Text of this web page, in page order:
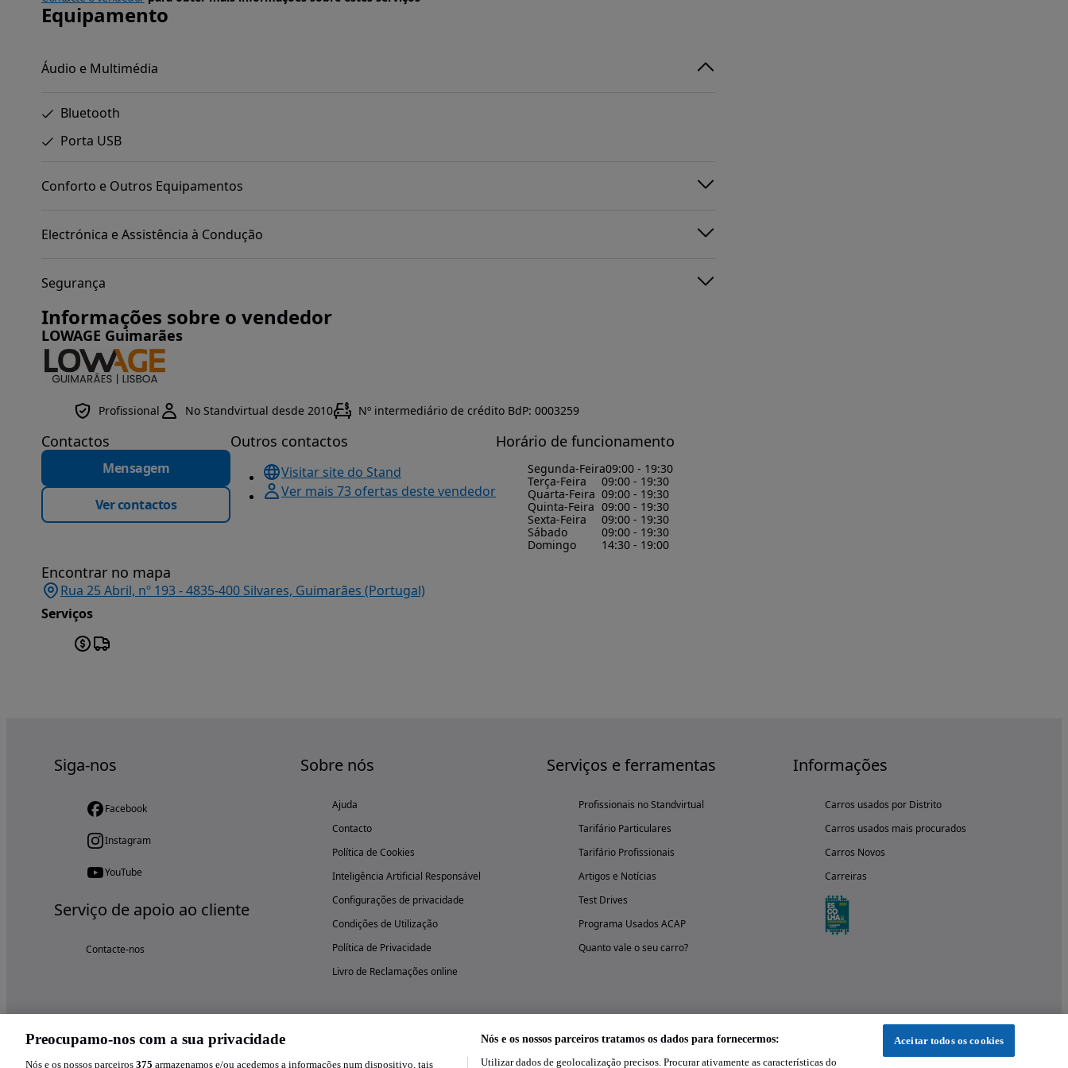
Equipamento
Áudio e Multimédia
Bluetooth
Porta USB
Conforto e Outros Equipamentos
Electrónica e Assistência à Condução
Segurança
Informações sobre o vendedor
LOWAGE Guimarães
Profissional No Standvirtual desde 2010 Nº intermediário de crédito BdP: 0003259
Contactos
Mensagem
Ver contactos
Outros contactos
Visitar site do Stand
Ver mais 73 ofertas deste vendedor
Horário de funcionamento
Segunda-Feira09:00 - 19:30
Terça-Feira
09:00 - 19:30
Quarta-Feira 09:00 - 19:30
Quinta-Feira 09:00 - 19:30
Sexta-Feira
09:00 - 19:30
Sábado
09:00 - 19:30
Domingo
14:30 - 19:00
Encontrar no mapa
Rua 25 Abril, nº 193 - 4835-400 Silvares, Guimarães (Portugal)
Serviços
Siga-nos
Facebook
Instagram
YouTube
Serviço de apoio ao cliente
Contacte-nos
Sobre nós
Ajuda
Contacto
Política de Cookies
Inteligência Artificial Responsável
Configurações de privacidade
Condições de Utilização
Política de Privacidade
Livro de Reclamações online
Serviços e ferramentas
Profissionais no Standvirtual
Tarifário Particulares
Tarifário Profissionais
Artigos e Notícias
Test Drives
Programa Usados ACAP
Quanto vale o seu carro?
Informações
Carros usados por Distrito
Carros usados mais procurados
Carros Novos
Carreiras
Preocupamo-nos com a sua privacidade
Nós e os nossos parceiros 375 armazenamos e/ou acedemos a informações num dispositivo, tais
Nós e os nossos parceiros tratamos os dados para fornecermos:
Utilizar dados de geolocalização precisos. Procurar ativamente as características do
Aceitar todos os cookies